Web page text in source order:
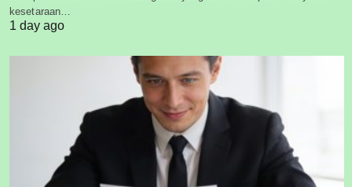
kesetaraan…
1 day ago